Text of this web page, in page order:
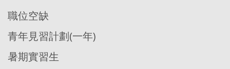
職位空缺
青年見習計劃(一年)
暑期實習生